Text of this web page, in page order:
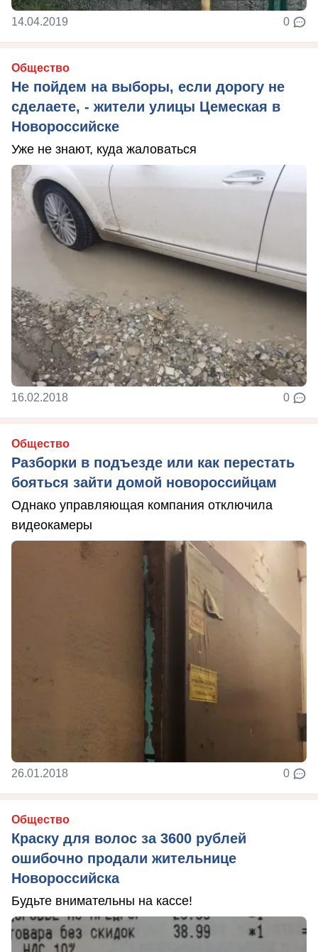
14.04.2019 0
Общество
Не пойдем на выборы, если дорогу не
сделаете, - жители улицы Цемеская в
Новороссийске
Уже не знают, куда жаловаться
16.02.2018 0
Общество
Разборки в подъезде или как перестать
бояться зайти домой новороссийцам
Однако управляющая компания отключила
видеокамеры
26.01.2018 0
Общество
Краску для волос за 3600 рублей
ошибочно продали жительнице
Новороссийска
Будьте внимательны на кассе!